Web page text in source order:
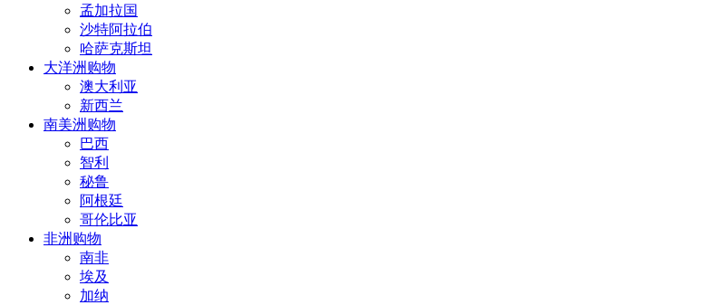
孟加拉国
沙特阿拉伯
哈萨克斯坦
大洋洲购物
澳大利亚
新西兰
南美洲购物
巴西
智利
秘鲁
阿根廷
哥伦比亚
非洲购物
南非
埃及
加纳